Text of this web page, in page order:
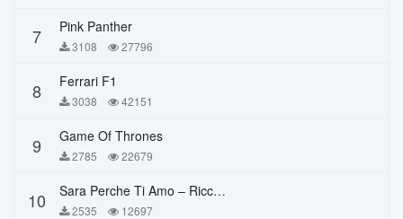
7 Pink Panther
3108 27796
8 Ferrari F1
3038 42151
9 Game Of Thrones
2785 22679
10 Sara Perche Ti Amo – Ricchi E Poveri
2535 12697